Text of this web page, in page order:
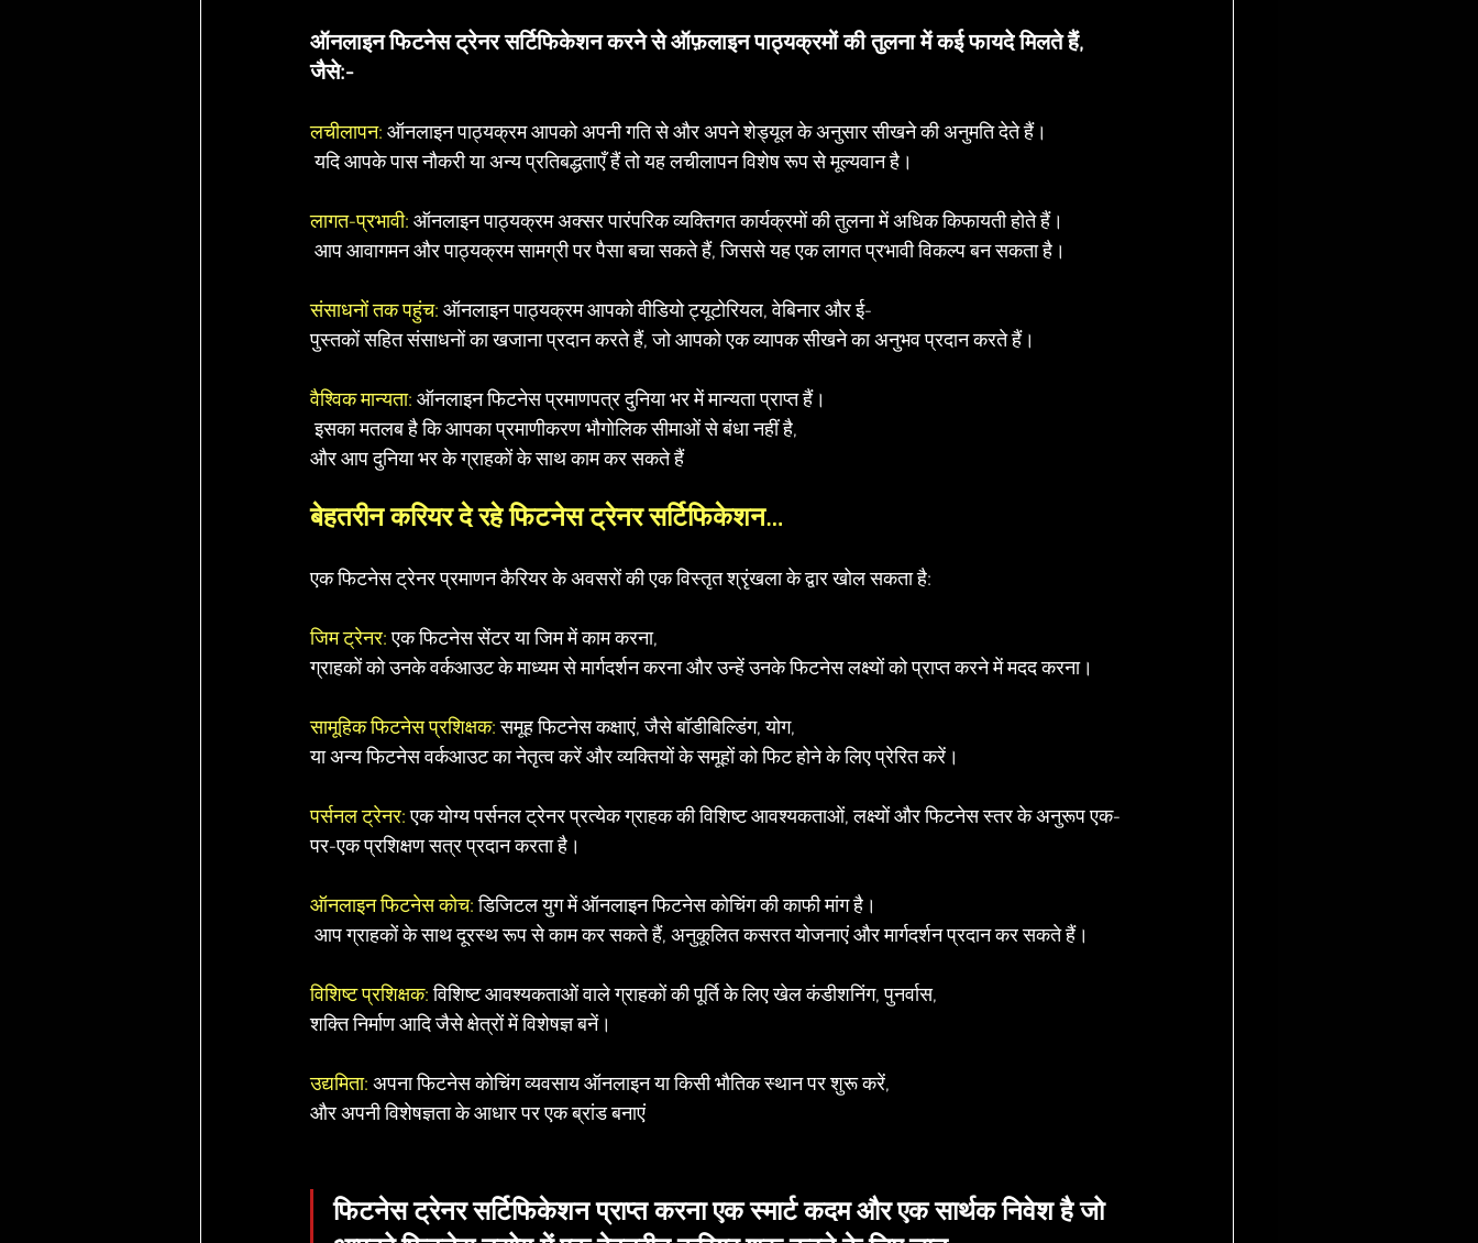
ऑनलाइन फिटनेस ट्रेनर सर्टिफिकेशन करने से ऑफ़लाइन पाठ्यक्रमों की तुलना में कई फायदे मिलते हैं,
जैसे:-
लचीलापन: ऑनलाइन पाठ्यक्रम आपको अपनी गति से और अपने शेड्यूल के अनुसार सीखने की अनुमति देते हैं।
यदि आपके पास नौकरी या अन्य प्रतिबद्धताएँ हैं तो यह लचीलापन विशेष रूप से मूल्यवान है।
लागत-प्रभावी: ऑनलाइन पाठ्यक्रम अक्सर पारंपरिक व्यक्तिगत कार्यक्रमों की तुलना में अधिक किफायती होते हैं।
आप आवागमन और पाठ्यक्रम सामग्री पर पैसा बचा सकते हैं, जिससे यह एक लागत प्रभावी विकल्प बन सकता है।
संसाधनों तक पहुंच: ऑनलाइन पाठ्यक्रम आपको वीडियो ट्यूटोरियल, वेबिनार और ई-
पुस्तकों सहित संसाधनों का खजाना प्रदान करते हैं, जो आपको एक व्यापक सीखने का अनुभव प्रदान करते हैं।
वैश्विक मान्यता: ऑनलाइन फिटनेस प्रमाणपत्र दुनिया भर में मान्यता प्राप्त हैं।
इसका मतलब है कि आपका प्रमाणीकरण भौगोलिक सीमाओं से बंधा नहीं है,
और आप दुनिया भर के ग्राहकों के साथ काम कर सकते हैं
बेहतरीन करियर दे रहे फिटनेस ट्रेनर सर्टिफिकेशन…
एक फिटनेस ट्रेनर प्रमाणन कैरियर के अवसरों की एक विस्तृत श्रृंखला के द्वार खोल सकता है:
जिम ट्रेनर: एक फिटनेस सेंटर या जिम में काम करना,
ग्राहकों को उनके वर्कआउट के माध्यम से मार्गदर्शन करना और उन्हें उनके फिटनेस लक्ष्यों को प्राप्त करने में मदद करना।
सामूहिक फिटनेस प्रशिक्षक: समूह फिटनेस कक्षाएं, जैसे बॉडीबिल्डिंग, योग,
या अन्य फिटनेस वर्कआउट का नेतृत्व करें और व्यक्तियों के समूहों को फिट होने के लिए प्रेरित करें।
पर्सनल ट्रेनर: एक योग्य पर्सनल ट्रेनर प्रत्येक ग्राहक की विशिष्ट आवश्यकताओं, लक्ष्यों और फिटनेस स्तर के अनुरूप एक-
पर-एक प्रशिक्षण सत्र प्रदान करता है।
ऑनलाइन फिटनेस कोच: डिजिटल युग में ऑनलाइन फिटनेस कोचिंग की काफी मांग है।
आप ग्राहकों के साथ दूरस्थ रूप से काम कर सकते हैं, अनुकूलित कसरत योजनाएं और मार्गदर्शन प्रदान कर सकते हैं।
विशिष्ट प्रशिक्षक: विशिष्ट आवश्यकताओं वाले ग्राहकों की पूर्ति के लिए खेल कंडीशनिंग, पुनर्वास,
शक्ति निर्माण आदि जैसे क्षेत्रों में विशेषज्ञ बनें।
उद्यमिता: अपना फिटनेस कोचिंग व्यवसाय ऑनलाइन या किसी भौतिक स्थान पर शुरू करें,
और अपनी विशेषज्ञता के आधार पर एक ब्रांड बनाएं
फिटनेस ट्रेनर सर्टिफिकेशन प्राप्त करना एक स्मार्ट कदम और एक सार्थक निवेश है जो